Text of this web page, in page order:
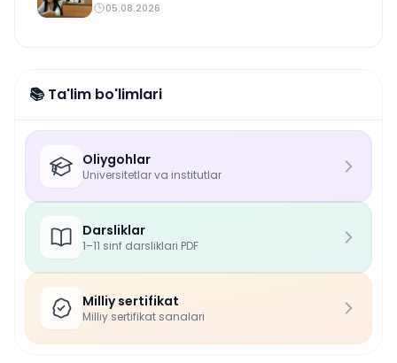
05.08.2026
📚 Ta'lim bo'limlari
Oliygohlar
Universitetlar va institutlar
Darsliklar
1–11 sinf darsliklari PDF
Milliy sertifikat
Milliy sertifikat sanalari